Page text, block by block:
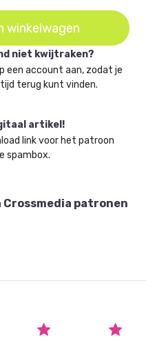
winkelwagen
niet kwijtraken?
een account aan, zodat je
terug kunt vinden.
artikel!
link voor het patroon
spambox.
Crossmedia patronen